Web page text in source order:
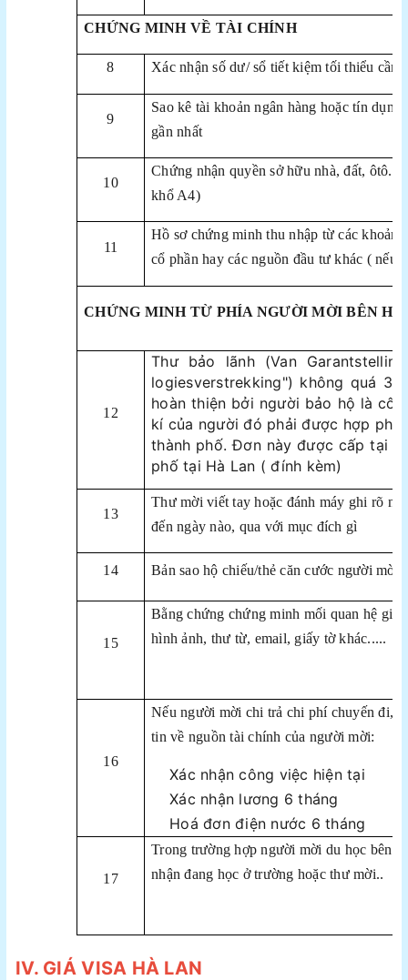
CHỨNG MINH VỀ TÀI CHÍNH
8 Xác nhận số dư/ sổ tiết kiệm tối thiểu cần
9
Sao kê tài khoản ngân hàng hoặc tín
gần nhất
10
Chứng nhận quyền sở hữu nhà, đất,
khổ A4)
11
Hồ sơ chứng minh thu nhập từ các khoản
cổ phần hay các nguồn đầu tư khác ( nếu
CHỨNG MINH TỪ PHÍA NGƯỜI MỜI BÊN
12
Thư bảo lãnh (Van
logiesverstrekking") không quá 3
hoàn thiện bởi người bảo hộ là
kí của người đó phải được hợp
thành phố. Đơn này được cấp tại
phố tại Hà Lan ( đính kèm)
13
Thư mời viết tay hoặc đánh máy ghi rõ
đến ngày nào, qua với mục đích gì
14 Bản sao hộ chiếu/thẻ căn cước người mời
15
Bằng chứng chứng minh mối quan hệ
hình ảnh, thư từ, email, giấy tờ khác.....
16
Nếu người mời chi trả chi phí chuyến đi,
tin về nguồn tài chính của người mời:
Xác nhận công việc hiện tại
Xác nhận lương 6 tháng
Hoá đơn điện nước 6 tháng
17
Trong trường hợp người mời du học bên
nhận đang học ở trường hoặc thư mời..
IV. GIÁ VISA HÀ LAN